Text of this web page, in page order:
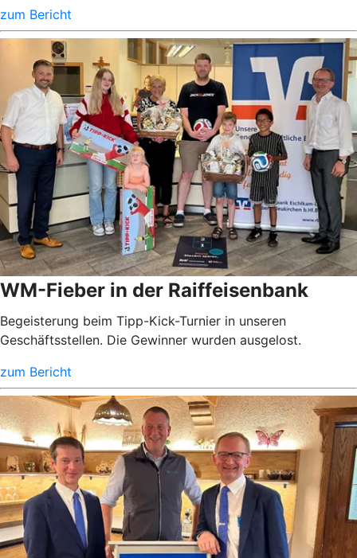
zum Bericht
WM-Fieber in der Raiffeisenbank
Begeisterung beim Tipp-Kick-Turnier in unseren
Geschäftsstellen. Die Gewinner wurden ausgelost.
zum Bericht